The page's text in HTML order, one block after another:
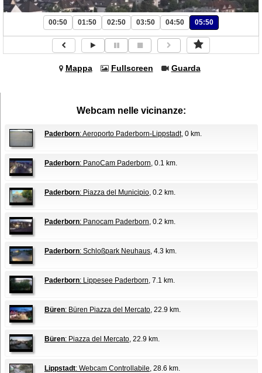
00:50 01:50 02:50 03:50 04:50 05:50
Mappa Fullscreen Guarda
Webcam nelle vicinanze:
Paderborn: Aeroporto Paderborn-Lippstadt, 0 km.
Paderborn: PanoCam Paderborn, 0.1 km.
Paderborn: Piazza del Municipio, 0.2 km.
Paderborn: Panocam Paderborn, 0.2 km.
Paderborn: Schloßpark Neuhaus, 4.3 km.
Paderborn: Lippesee Paderborn, 7.1 km.
Büren: Büren Piazza del Mercato, 22.9 km.
Büren: Piazza del Mercato, 22.9 km.
Lippstadt: Webcam Controllabile, 28.6 km.